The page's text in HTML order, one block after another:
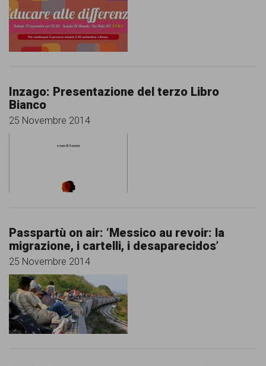
persone,
associazioni
che
battono
pari
garanzia
dei
diritti
Inzago: Presentazione del terzo Libro
Bianco
25 Novembre 2014
Passpartù on air: ‘Messico au revoir: la
migrazione, i cartelli, i desaparecidos’
25 Novembre 2014